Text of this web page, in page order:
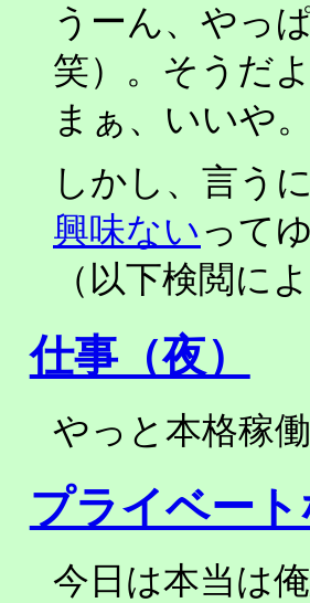
うーん、やっ
笑）。そうだ
まぁ、いいや
しかし、言う
興味ないって
（以下検閲に
仕事（夜）
やっと本格稼
プライベー
今日は本当は